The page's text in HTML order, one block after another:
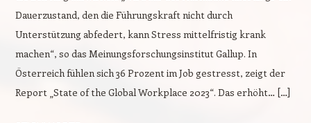
Dauerzustand, den die Führungskraft nicht durch
Unterstützung abfedert, kann Stress mittelfristig krank
machen“, so das Meinungsforschungsinstitut Gallup. In
Österreich fühlen sich 36 Prozent im Job gestresst, zeigt der
Report „State of the Global Workplace 2023“. Das erhöht… […]